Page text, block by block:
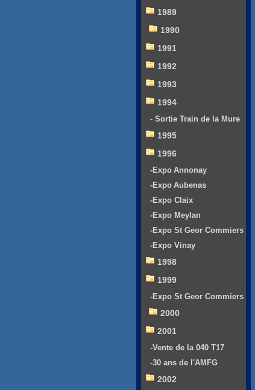
1989
1990
1991
1992
1993
1994
- Sortie Train de la Mure
1995
1996
-Expo Annonay
-Expo Aubenas
-Expo Claix
-Expo Meylan
-Expo St Geor Commiers
-Expo Vinay
1998
1999
-Expo St Geor Commiers
2000
2001
-Vente de la 040 T17
-30 ans de l'AMFG
2002